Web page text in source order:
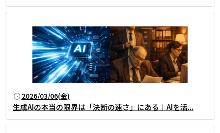
2026/03/06(金)
生成AIの本当の限界は「決断の速さ」にある｜AIを活...